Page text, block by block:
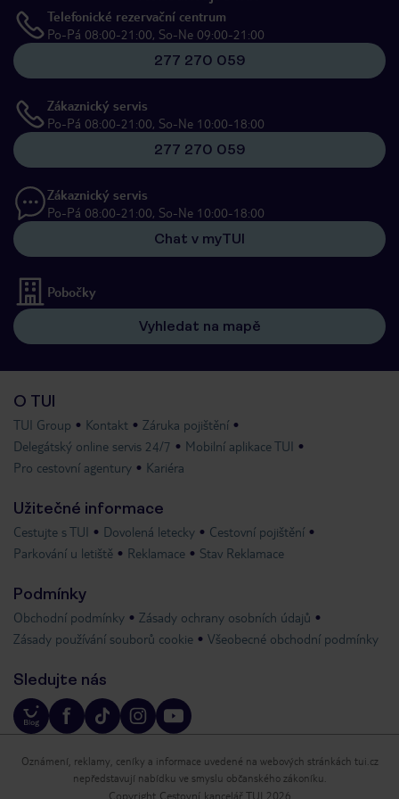
Telefonické rezervační centrum
Po-Pá 08:00-21:00, So-Ne 09:00-21:00
277 270 059
Zákaznický servis
Po-Pá 08:00-21:00, So-Ne 10:00-18:00
277 270 059
Zákaznický servis
Po-Pá 08:00-21:00, So-Ne 10:00-18:00
Chat v myTUI
Pobočky
Vyhledat na mapě
O TUI
TUI Group Kontakt
Záruka pojištění
Delegátský online servis 24/7
Mobilní aplikace TUI
Pro cestovní agentury
Kariéra
Užitečné informace
Cestujte s TUI Dovolená letecky
Cestovní pojištění
Parkování u letiště
Reklamace Stav Reklamace
Podmínky
Obchodní podmínky
Zásady ochrany osobních údajů
Zásady používání souborů cookie
Všeobecné obchodní podmínky
Sledujte nás
Oznámení, reklamy, ceníky a informace uvedené na webových stránkách tui.cz
nepředstavují nabídku ve smyslu občanského zákoníku.
Copyright Cestovní kancelář TUI 2026